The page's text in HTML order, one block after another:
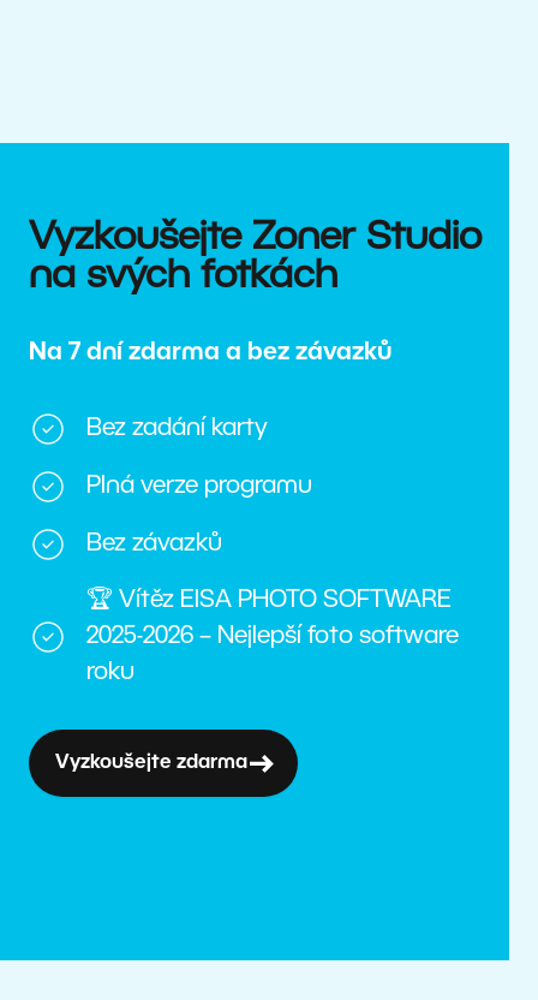
Vyzkoušejte Zoner Studio
na svých fotkách
Na 7 dní zdarma a bez závazků
Bez zadání karty
Plná verze programu
Bez závazků
🏆 Vítěz EISA PHOTO SOFTWARE
2025-2026 – Nejlepší foto software
roku
Vyzkoušejte zdarma